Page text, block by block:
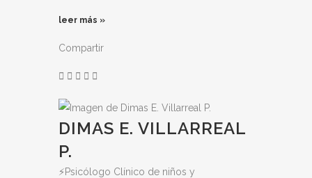
leer más »
Compartir
DIMAS E. VILLARREAL
P.
⚡️Psicólogo Clínico de niños y